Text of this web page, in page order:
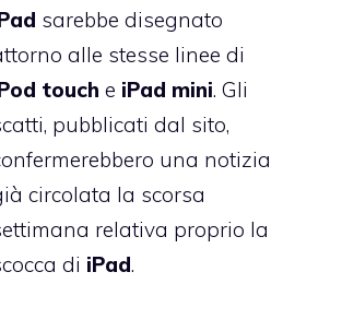
sarebbe disegnato
alle stesse linee di
touch e iPad mini. Gli
pubblicati dal sito,
una notizia
circolata la scorsa
relativa proprio la
di iPad.